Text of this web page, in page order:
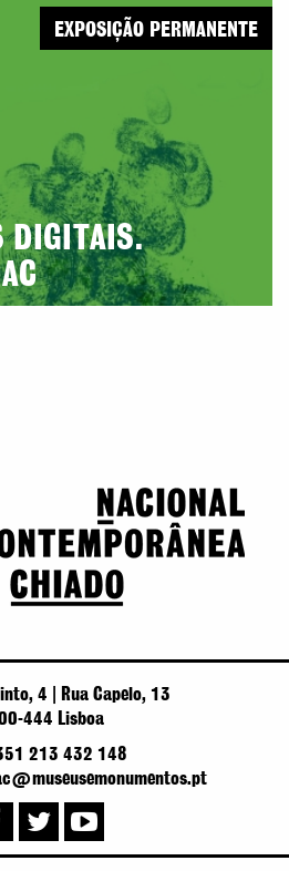
DIGITAIS.
EXPOSIÇÃO PERMANENTE
4 | Rua Capelo, 13
444 Lisboa
213 432 148